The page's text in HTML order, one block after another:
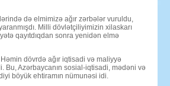
də elmimizə ağır zərbələr vuruldu,
Milli dövlətçiliyimizin xilaskarı
qayıtdıqdan sonra yenidən elmə
dövrdə ağır iqtisadi və maliyyə
Azərbaycanın sosial-iqtisadi, mədəni və
böyük ehtiramın nümunəsi idi.